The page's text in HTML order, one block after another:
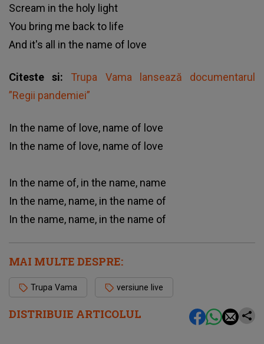
DISTRIBUIE ARTICOLUL
Scream in the holy light
You bring me back to life
And it's all in the name of love
Citeste si: Trupa Vama lansează documentarul
”Regii pandemiei”
In the name of love, name of love
In the name of love, name of love
In the name of, in the name, name
In the name, name, in the name of
In the name, name, in the name of
MAI MULTE DESPRE:
Trupa Vama versiune live